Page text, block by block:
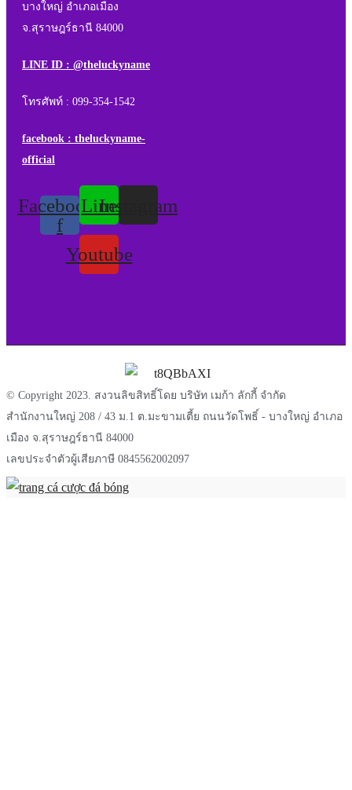
บางใหญ่ อำเภอเมือง
จ.สุราษฎร์ธานี 84000
LINE ID : @theluckyname
โทรศัพท์ : 099-354-1542
facebook : theluckyname-
official
Facebook-
f
LineInstagram
Youtube
© Copyright 2023. สงวนลิขสิทธิ์โดย บริษัท เมก้า ลักกี้ จำกัด
สำนักงานใหญ่ 208 / 43 ม.1 ต.มะขามเตี้ย ถนนวัดโพธิ์ - บางใหญ่ อำเภอ
เมือง จ.สุราษฎร์ธานี 84000
เลขประจำตัวผู้เสียภาษี 0845562002097